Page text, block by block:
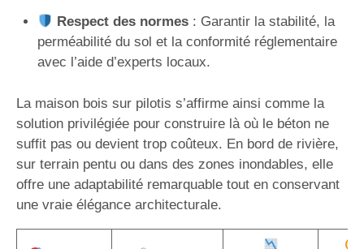
Respect des normes: Garantir la stabilité, la
perméabilité du sol et la conformité réglementaire
avec l’aide d’experts locaux.
La maison bois sur pilotis s’affirme ainsi comme la
solution privilégiée pour construire là où le béton ne
suffit pas ou devient trop coûteux. En bord de rivière,
sur terrain pentu ou dans des zones inondables, elle
offre une adaptabilité remarquable tout en conservant
une vraie élégance architecturale.